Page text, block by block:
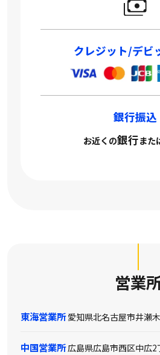
クレジット/デビ
銀行振込
お近くの銀行また
営業
東海営業所 愛知県北名古屋市井瀬
中国営業所広島県広島市西区中広